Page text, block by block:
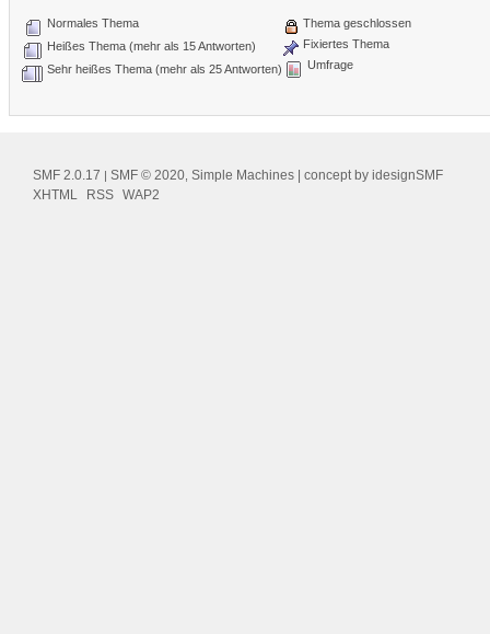
Normales Thema
Heißes Thema (mehr als 15 Antworten)
Sehr heißes Thema (mehr als 25 Antworten)
Thema geschlossen
Fixiertes Thema
Umfrage
SMF 2.0.17 | SMF © 2020 Simple Machines | concept by idesignSMF
XHTML
RSS WAP2